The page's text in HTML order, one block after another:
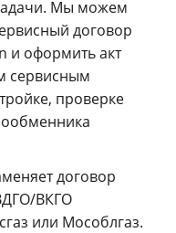
Мы можем
договор
и оформить акт
сервисным
проверке
договор
ВКГО
или Мособлгаз.